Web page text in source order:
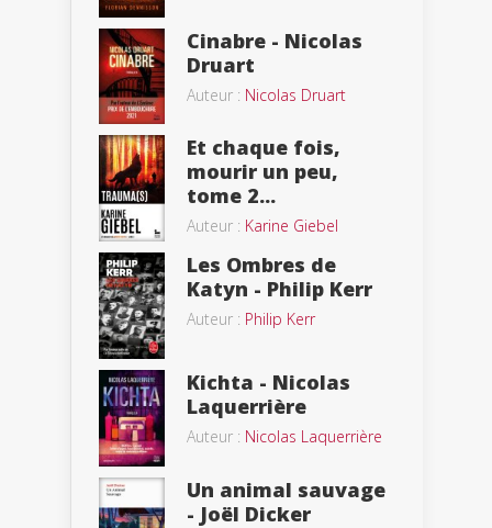
Cinabre - Nicolas
Druart
Auteur : Nicolas Druart
Et chaque fois,
mourir un peu,
tome 2...
Auteur : Karine Giebel
Les Ombres de
Katyn - Philip Kerr
Auteur : Philip Kerr
Kichta - Nicolas
Laquerrière
Auteur : Nicolas Laquerrière
Un animal sauvage
- Joël Dicker